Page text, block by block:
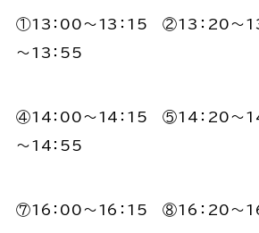
①13：00～13：15 ②13：20～
～13：55
④14：00～14：15 ⑤14：20～
～14：55
⑦16：00～16：15 ⑧16：20～